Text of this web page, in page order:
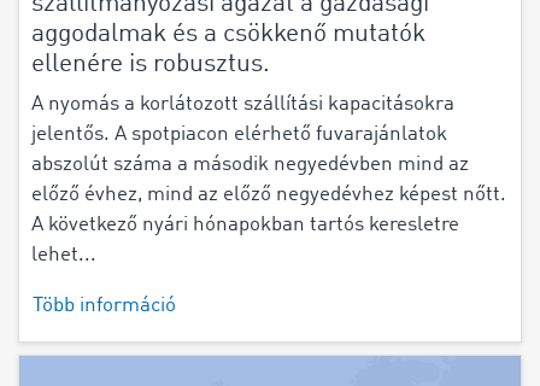
aggodalmak és a csökkenő mutatók
ellenére is robusztus.
A nyomás a korlátozott szállítási kapacitásokra
jelentős. A spotpiacon elérhető fuvarajánlatok
abszolút száma a második negyedévben mind az
előző évhez, mind az előző negyedévhez képest nőtt.
A következő nyári hónapokban tartós keresletre
lehet...
Több információ